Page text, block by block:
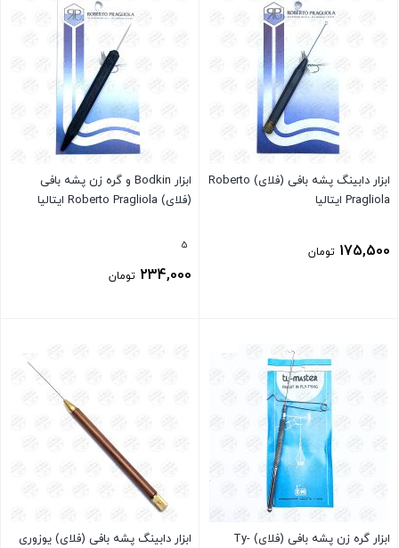
ابزار دابینگ پشه بافی (فلای) Roberto
Pragliola ایتالیا
175,500 تومان
ابزار Bodkin و گره زن پشه بافی
(فلای) Roberto Pragliola ایتالیا
5
234,000 تومان
ابزار گره زن پشه بافی (فلای) Ty-
ابزار دابینگ پشه بافی (فلای) یوزوری